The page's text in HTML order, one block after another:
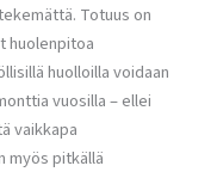
Totuus on
huolenpitoa
huolloilla voidaan
vuosilla – ellei
vaikkapa
myös pitkällä